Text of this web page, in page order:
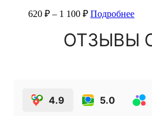
620 ₽ – 1 100 ₽ Подробнее
ОТЗЫВЫ
4.9 5.0